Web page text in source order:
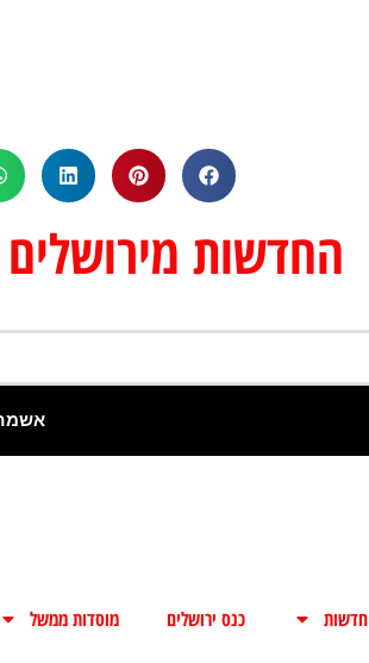
החדשות
חדשות כנס ירושלים מוסדות ממשל